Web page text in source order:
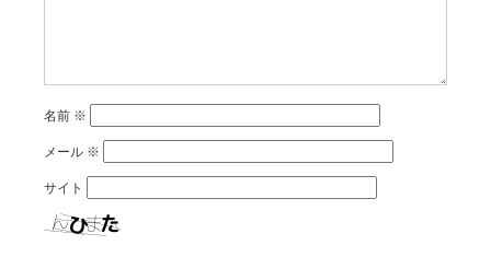
名前 ※
メール ※
サイト